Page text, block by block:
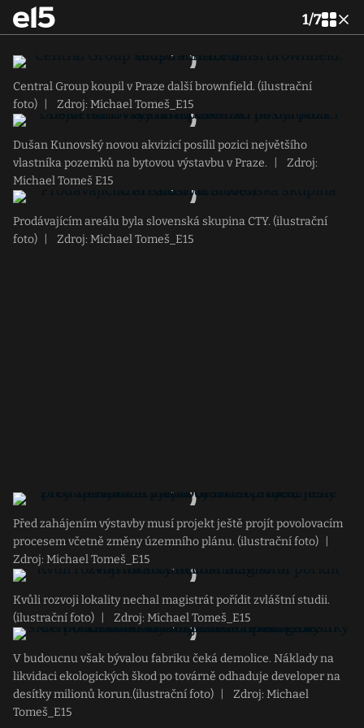
1/7
Central Group koupil v Praze další brownfield. (ilustrační
foto)
Zdroj: Michael Tomeš_E15
Dušan Kunovský novou akvizicí posílil pozici největšího
vlastníka pozemků na bytovou výstavbu v Praze.
Zdroj:
Michael Tomeš E15
Prodávajícím areálu byla slovenská skupina CTY. (ilustrační
foto)
Zdroj: Michael Tomeš_E15
Před zahájením výstavby musí projekt ještě projít povolovacím
procesem včetně změny územního plánu. (ilustrační foto)
Zdroj: Michael Tomeš_E15
Kvůli rozvoji lokality nechal magistrát pořídit zvláštní studii.
(ilustrační foto)
Zdroj: Michael Tomeš_E15
V budoucnu však bývalou fabriku čeká demolice. Náklady na
likvidaci ekologických škod po továrně odhaduje developer na
desítky milionů korun.(ilustrační foto)
Zdroj: Michael
Tomeš_E15